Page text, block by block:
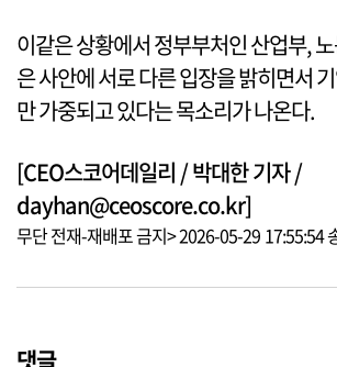
이같은 상황에서 정부부처인 산업부,
은 사안에 서로 다른 입장을 밝히면서
만 가중되고 있다는 목소리가 나온다.
[CEO스코어데일리 / 박대한 기자 /
dayhan@ceoscore.co.kr]
무단 전재-재배포 금지> 2026-05-29 17:55:54
댓글